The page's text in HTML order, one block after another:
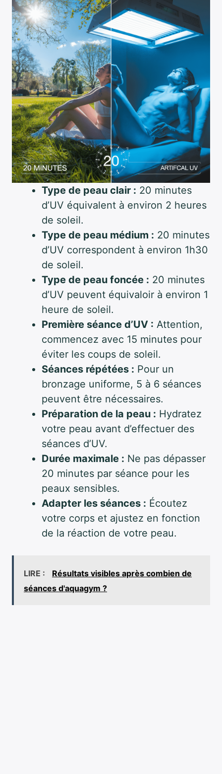
Type de peau clair : 20 minutes
d’UV équivalent à environ 2 heures
de soleil.
Type de peau médium : 20 minutes
d’UV correspondent à environ 1h30
de soleil.
Type de peau foncée : 20 minutes
d’UV peuvent équivaloir à environ 1
heure de soleil.
Première séance d’UV : Attention,
commencez avec 15 minutes pour
éviter les coups de soleil.
Séances répétées : Pour un
bronzage uniforme, 5 à 6 séances
peuvent être nécessaires.
Préparation de la peau : Hydratez
votre peau avant d’effectuer des
séances d’UV.
Durée maximale : Ne pas dépasser
20 minutes par séance pour les
peaux sensibles.
Adapter les séances : Écoutez
votre corps et ajustez en fonction
de la réaction de votre peau.
LIRE :
Résultats visibles après combien de
séances d'aquagym ?